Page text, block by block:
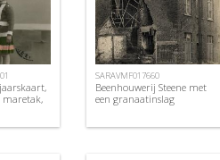
maretak,
SARAVMF017660
Beenhouwerij Steene met
een granaatinslag